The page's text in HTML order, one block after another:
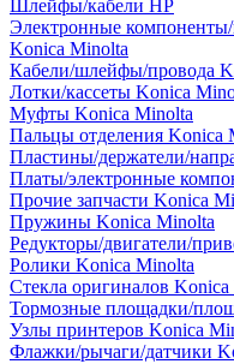
Шлейфы/кабели HP
Электронные
Konica Minolta
Кабели/шлейфы/провода
Лотки/кассеты Konica
Муфты Konica Minolta
Пальцы отделения Konica
Пластины/держатели/
Платы/электронные
Прочие запчасти Konica
Пружины Konica Minolta
Редукторы/двигатели/
Ролики Konica Minolta
Стекла оригиналов
Тормозные площадки/
Узлы принтеров Konica
Флажки/рычаги/датчики